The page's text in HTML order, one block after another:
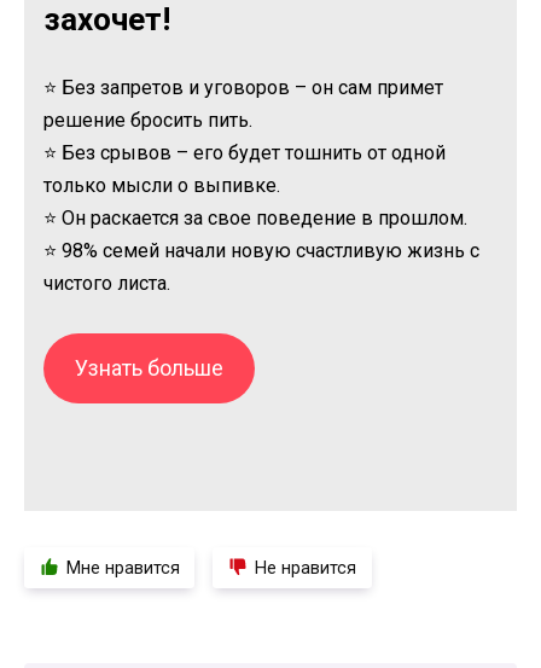
захочет!
⭐ Без запретов и уговоров – он сам примет
решение бросить пить.
⭐ Без срывов – его будет тошнить от одной
только мысли о выпивке.
⭐ Он раскается за свое поведение в прошлом.
⭐ 98% семей начали новую счастливую жизнь с
чистого листа.
Узнать больше
Мне нравится Не нравится